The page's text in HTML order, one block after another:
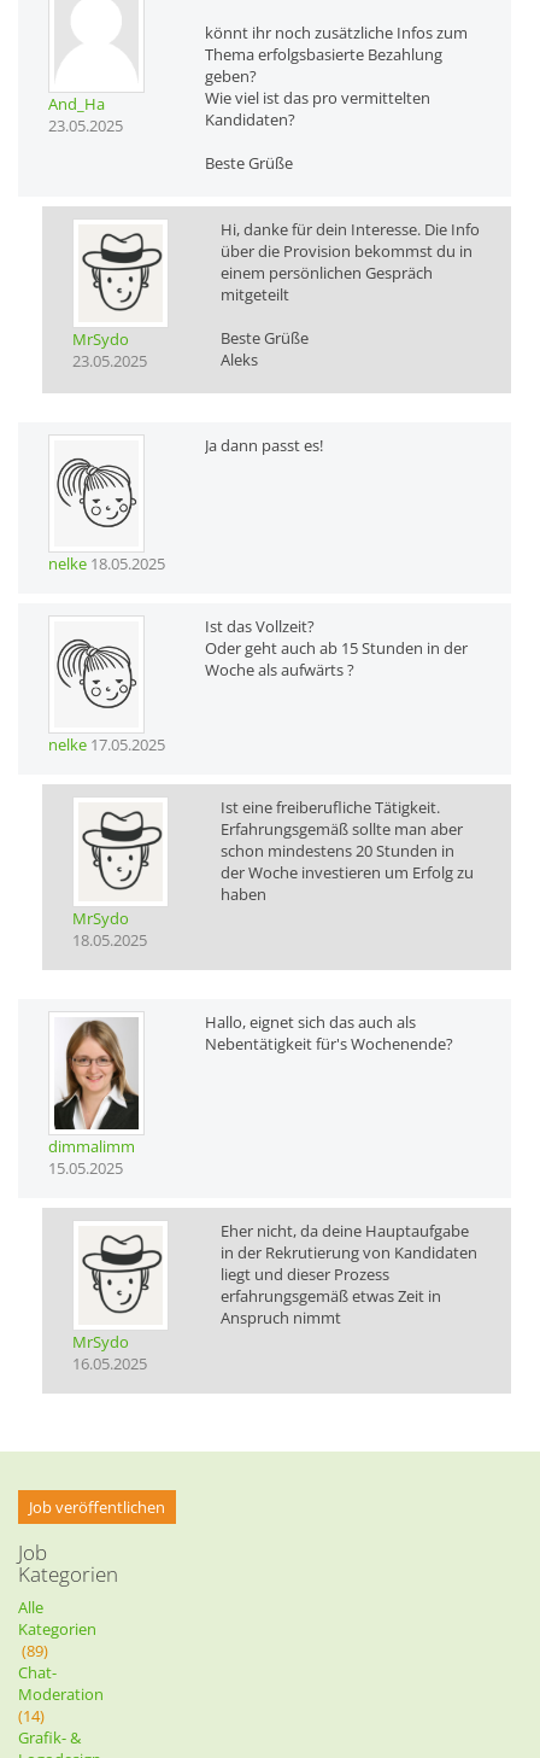
And_Ha
23.05.2025
könnt ihr noch zusätzliche Infos zum
Thema erfolgsbasierte Bezahlung
geben?
Wie viel ist das pro vermittelten
Kandidaten?
Beste Grüße
MrSydo
23.05.2025
Hi, danke für dein Interesse. Die Info
über die Provision bekommst du in
einem persönlichen Gespräch
mitgeteilt
Beste Grüße
Aleks
nelke 18.05.2025
Ja dann passt es!
nelke 17.05.2025
Ist das Vollzeit?
Oder geht auch ab 15 Stunden in der
Woche als aufwärts ?
MrSydo
18.05.2025
Ist eine freiberufliche Tätigkeit.
Erfahrungsgemäß sollte man aber
schon mindestens 20 Stunden in
der Woche investieren um Erfolg zu
haben
dimmalimm
15.05.2025
Hallo, eignet sich das auch als
Nebentätigkeit für's Wochenende?
MrSydo
16.05.2025
Eher nicht, da deine Hauptaufgabe
in der Rekrutierung von Kandidaten
liegt und dieser Prozess
erfahrungsgemäß etwas Zeit in
Anspruch nimmt
Job veröffentlichen
Job
Kategorien
Alle
Kategorien
(89)
Chat-
Moderation
(14)
Grafik- &